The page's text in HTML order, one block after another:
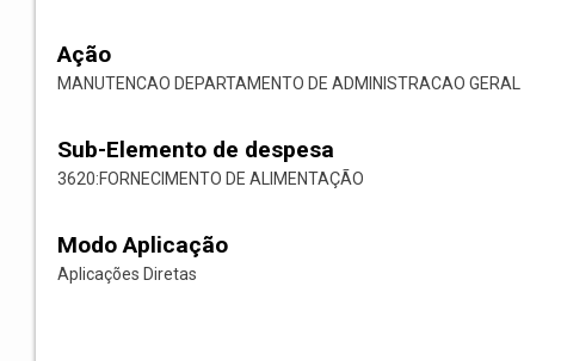
Ação
MANUTENCAO DEPARTAMENTO DE ADMINISTRACAO GERAL
Sub-Elemento de despesa
3620:FORNECIMENTO DE ALIMENTAÇÃO
Modo Aplicação
Aplicações Diretas